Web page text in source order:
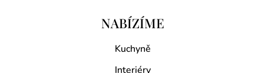
NABÍZÍME
Kuchyně
Interiéry